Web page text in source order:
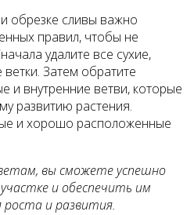
обрезке сливы важно
правил, чтобы не
удалите все сухие,
Затем обратите
и внутренние ветви, которые
развитию растения.
и хорошо расположенные
вы сможете успешно
и обеспечить им
роста и развития.